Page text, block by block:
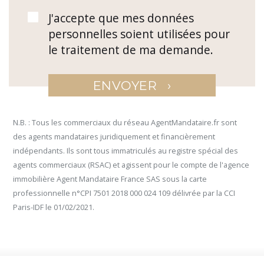
J'accepte que mes données
personnelles soient utilisées pour
le traitement de ma demande.
ENVOYER ›
N.B. : Tous les commerciaux du réseau AgentMandataire.fr sont
des agents mandataires juridiquement et financièrement
indépendants. Ils sont tous immatriculés au registre spécial des
agents commerciaux (RSAC) et agissent pour le compte de l'agence
immobilière Agent Mandataire France SAS sous la carte
professionnelle n°CPI 7501 2018 000 024 109 délivrée par la CCI
Paris-IDF le 01/02/2021.